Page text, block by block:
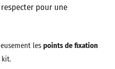
pour une
les points de fixation
kit.